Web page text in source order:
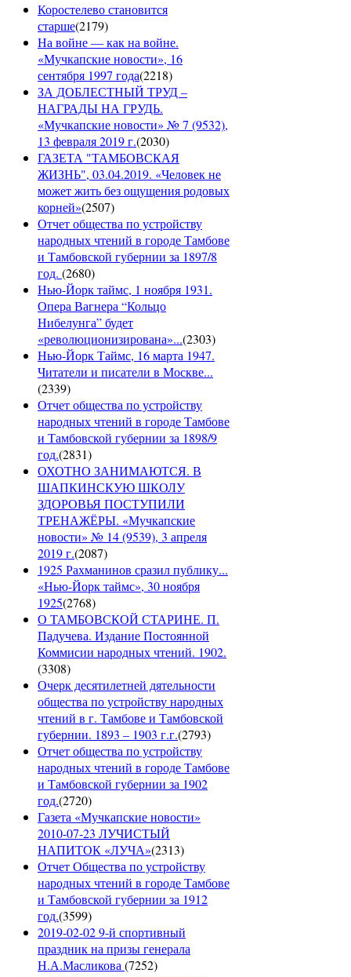
Коростелево становится
старше(2179)
На войне — как на войне.
«Мучкапские новости», 16
сентября 1997 года(2218)
ЗА ДОБЛЕСТНЫЙ ТРУД –
НАГРАДЫ НА ГРУДЬ.
«Мучкапские новости» № 7 (9532),
13 февраля 2019 г.(2030)
ГАЗЕТА "ТАМБОВСКАЯ
ЖИЗНЬ", 03.04.2019. «Человек не
может жить без ощущения родовых
корней»(2507)
Отчет общества по устройству
народных чтений в городе Тамбове
и Тамбовской губернии за 1897/8
год. (2680)
Нью-Йорк таймс, 1 ноября 1931.
Опера Вагнера “Кольцо
Нибелунга” будет
«революционизирована»...(2303)
Нью-Йорк Таймс, 16 марта 1947.
Читатели и писатели в Москве...
(2339)
Отчет общества по устройству
народных чтений в городе Тамбове
и Тамбовской губернии за 1898/9
год.(2831)
ОХОТНО ЗАНИМАЮТСЯ. В
ШАПКИНСКУЮ ШКОЛУ
ЗДОРОВЬЯ ПОСТУПИЛИ
ТРЕНАЖЁРЫ. «Мучкапские
новости» № 14 (9539), 3 апреля
2019 г.(2087)
1925 Рахманинов сразил публику...
«Нью-Йорк таймс», 30 ноября
1925(2768)
О ТАМБОВСКОЙ СТАРИНЕ. П.
Падучева. Издание Постоянной
Коммисии народных чтений. 1902.
(3308)
Очерк десятилетней дятельности
общества по устройству народных
чтений в г. Тамбове и Тамбовской
губернии. 1893 – 1903 г.г.(2793)
Отчет общества по устройству
народных чтений в городе Тамбове
и Тамбовской губернии за 1902
год.(2720)
Газета «Мучкапские новости»
2010-07-23 ЛУЧИСТЫЙ
НАПИТОК «ЛУЧА»(2313)
Отчет Общества по устройству
народных чтений в городе Тамбове
и Тамбовской губернии за 1912
год.(3599)
2019-02-02 9-й спортивный
праздник на призы генерала
Н.А.Масликова(7252)